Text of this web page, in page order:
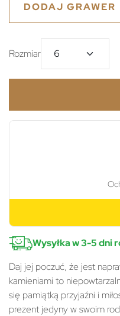
DODAJ GRAWER
Rozmiar
Wysyłka w 3-5 dni
Daj jej poczuć, że jest
kamieniami to
się pamiątką przyjaźni i
prezent jedyny w swoim